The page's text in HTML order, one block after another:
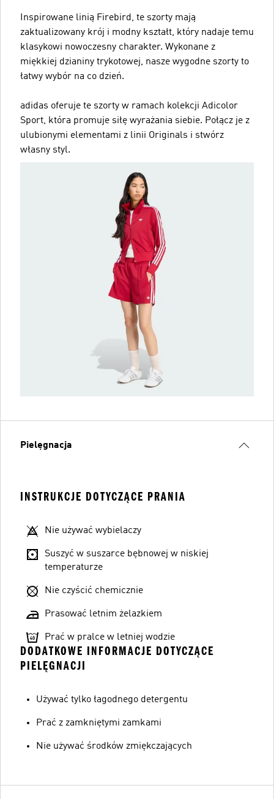
Inspirowane linią Firebird, te szorty mają
zaktualizowany krój i modny kształt, który nadaje temu
klasykowi nowoczesny charakter. Wykonane z
miękkiej dzianiny trykotowej, nasze wygodne szorty to
łatwy wybór na co dzień.
adidas oferuje te szorty w ramach kolekcji Adicolor
Sport, która promuje siłę wyrażania siebie. Połącz je z
ulubionymi elementami z linii Originals i stwórz
własny styl.
Pielęgnacja
INSTRUKCJE DOTYCZĄCE PRANIA
Nie używać wybielaczy
Suszyć w suszarce bębnowej w niskiej
temperaturze
Nie czyścić chemicznie
Prasować letnim żelazkiem
Prać w pralce w letniej wodzie
DODATKOWE INFORMACJE DOTYCZĄCE
PIELĘGNACJI
Używać tylko łagodnego detergentu
Prać z zamkniętymi zamkami
Nie używać środków zmiękczających